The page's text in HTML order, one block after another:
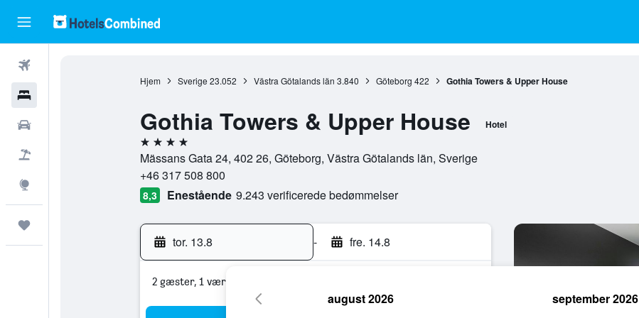
Hjem Sverige 23.052 Västra Götalands län 3.840 Göteborg 422 Gothia Towers & Upper House
Gothia Towers & Upper House Hotel
4 stjerner
Mässans Gata 24, 402 26, Göteborg, Västra Götalands län, Sverige
+46 317 508 800
8,3 Enestående 9.243 verificerede bedømmelser
tor. 13.8 - fre. 14.8
2 gæster, 1 værelse
august 2026 september 2026